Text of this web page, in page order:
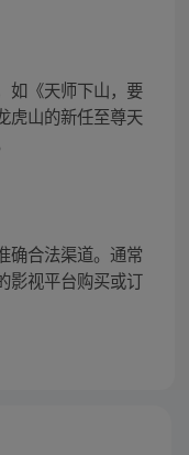
如《天师下山，要
虎山的新任至尊天
确合法渠道。通常
影视平台购买或订